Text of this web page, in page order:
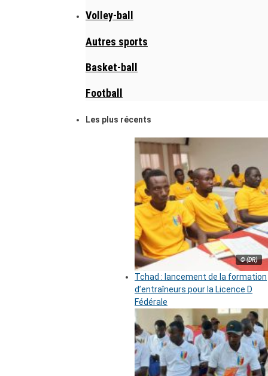
Volley-ball
Autres sports
Basket-ball
Football
Les plus récents
© (DR)
Tchad : lancement de la formation
d’entraîneurs pour la Licence D
Fédérale